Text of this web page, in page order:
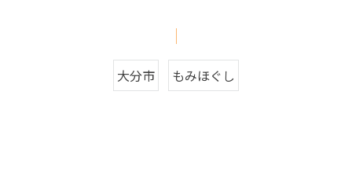
大分市 もみほぐし